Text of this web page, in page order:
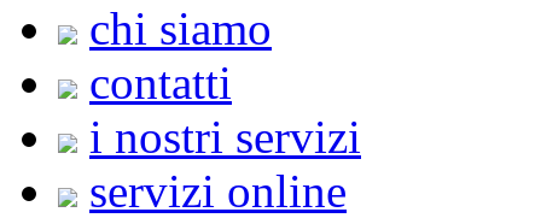
chi siamo
contatti
i nostri servizi
servizi online